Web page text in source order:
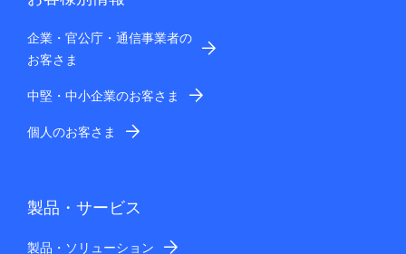
企業・官公庁・通信事業者の
お客さま
中堅・中小企業のお客さま
個人のお客さま
製品・サービス
製品・ソリューション